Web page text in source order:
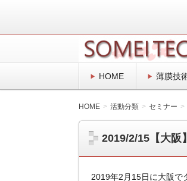
SOMEITEC
表面プロセスの技術士
HOME 薄膜技
HOME 活動分類 セミナー
2019/2/15【大阪
2019年2月15日に大阪で